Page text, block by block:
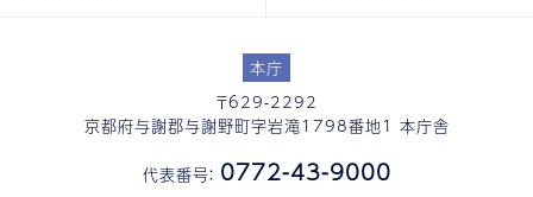
本庁
〒629-2292
京都府与謝郡与謝野町字岩滝1798番地1 本庁舎
代表番号： 0772-43-9000